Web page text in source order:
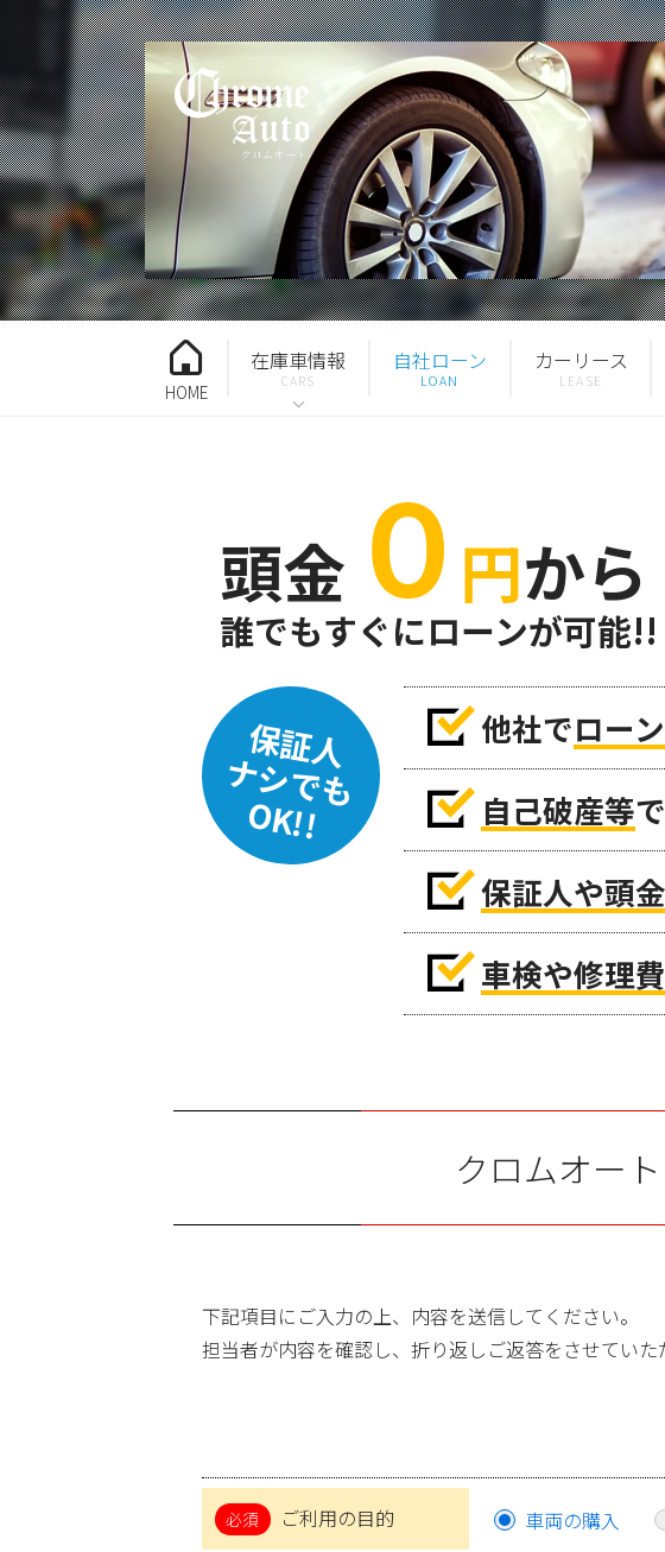
HOME
在庫車情報 自社ローン カーリース
頭金 ０ 円から
誰でもすぐにローンが可能!!
保証人
ナシでも
OK!!
他社でロー
自己破産等
保証人や頭金
車検や修理
クロムオー
下記項目にご入力の上、内容を送信してください。
担当者が内容を確認し、折り返しご返答をさせていた
ご利用の目的 車両の購入